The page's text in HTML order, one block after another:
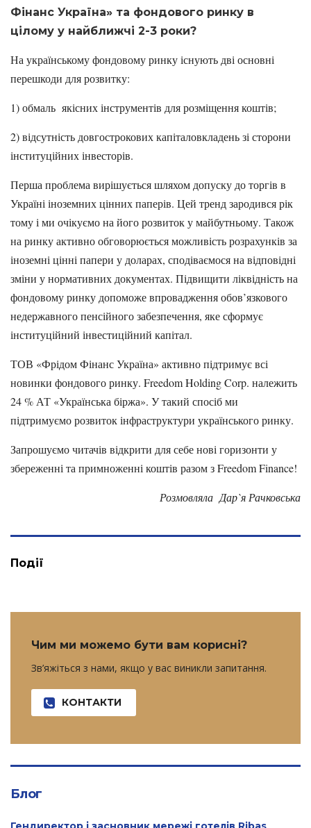
Фінанс Україна» та фондового ринку в
цілому у найближчі 2-3 роки?
На українському фондовому ринку існують дві основні
перешкоди для розвитку:
1) обмаль якісних інструментів для розміщення коштів;
2) відсутність довгострокових капіталовкладень зі сторони
інституційних інвесторів.
Перша проблема вирішується шляхом допуску до торгів в
Україні іноземних цінних паперів. Цей тренд зародився рік
тому і ми очікуємо на його розвиток у майбутньому. Також
на ринку активно обговорюється можливість розрахунків за
іноземні цінні папери у доларах, сподіваємося на відповідні
зміни у нормативних документах. Підвищити ліквідність на
фондовому ринку допоможе впровадження обов’язкового
недержавного пенсійного забезпечення, яке сформує
інституційний інвестиційний капітал.
ТОВ «Фрідом Фінанс Україна» активно підтримує всі
новинки фондового ринку. Freedom Holding Corp. належить
24 % АТ «Українська біржа». У такий спосіб ми
підтримуємо розвиток інфраструктури українського ринку.
Запрошуємо читачів відкрити для себе нові горизонти у
збереженні та примноженні коштів разом з Freedom Finance!
Розмовляла Дар`я Рачковська
Події
Чим ми можемо бути вам корисні?
Зв’яжіться з нами, якщо у вас виникли запитання.
КОНТАКТИ
Блог